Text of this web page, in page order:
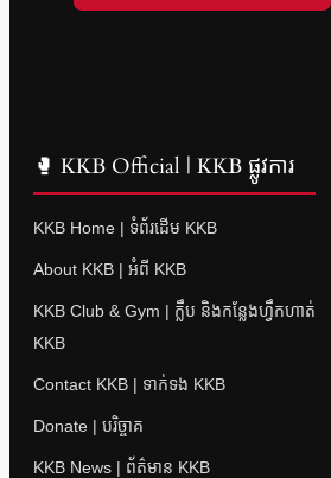
🥊 KKB Official | KKB ផ្លូវការ
KKB Home | ទំព័រដើម KKB
About KKB | អំពី KKB
KKB Club & Gym | ក្លឹប និងកន្លែងហ្វឹកហាត់
KKB
Contact KKB | ទាក់ទង KKB
Donate | បរិច្ចាគ
KKB News | ព័ត៌មាន KKB